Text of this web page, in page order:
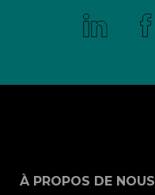
À PROPOS DE NOUS